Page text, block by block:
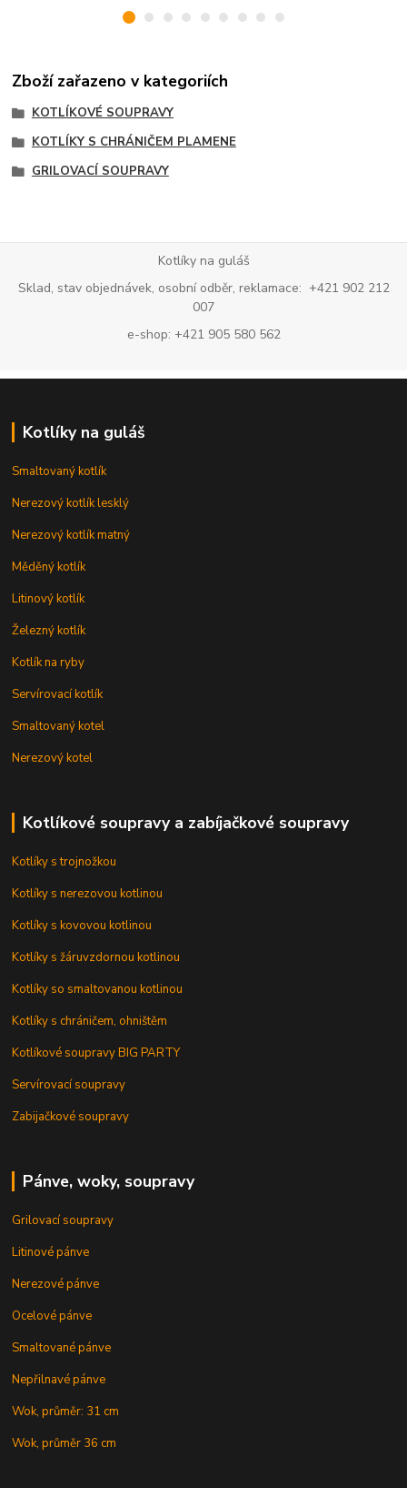
Zboží zařazeno v kategoriích
KOTLÍKOVÉ SOUPRAVY
KOTLÍKY S CHRÁNIČEM PLAMENE
GRILOVACÍ SOUPRAVY
Kotlíky na guláš
Sklad, stav objednávek, osobní odběr, reklamace: +421 902 212
007
e-shop: +421 905 580 562
Kotlíky na guláš
Smaltovaný kotlík
Nerezový kotlík lesklý
Nerezový kotlík matný
Měděný kotlík
Litinový kotlík
Železný kotlík
Kotlík na ryby
Servírovací kotlík
Smaltovaný kotel
Nerezový kotel
Kotlíkové soupravy a zabíjačkové soupravy
Kotlíky s trojnožkou
Kotlíky s nerezovou kotlinou
Kotlíky s kovovou kotlinou
Kotlíky s žáruvzdornou kotlinou
Kotlíky so smaltovanou kotlinou
Kotlíky s chráničem, ohništěm
Kotlíkové soupravy BIG PARTY
Servírovací soupravy
Zabijačkové soupravy
Pánve, woky, soupravy
Grilovací soupravy
Litinové pánve
Nerezové pánve
Ocelové pánve
Smaltované pánve
Nepřilnavé pánve
Wok, průměr: 31 cm
Wok, průměr 36 cm